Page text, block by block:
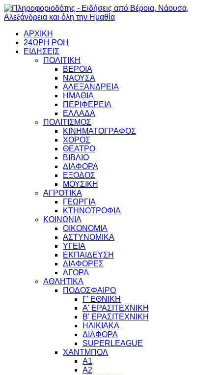
ΑΡΧΙΚΗ
24ΩΡΗ ΡΟΗ
ΕΙΔΗΣΕΙΣ
ΠΟΛΙΤΙΚΗ
ΒΕΡΟΙΑ
ΝΑΟΥΣΑ
ΑΛΕΞΑΝΔΡΕΙΑ
ΗΜΑΘΙΑ
ΠΕΡΙΦΕΡΕΙΑ
ΕΛΛΑΔΑ
ΠΟΛΙΤΙΣΜΟΣ
ΚΙΝΗΜΑΤΟΓΡΑΦΟΣ
ΧΟΡΟΣ
ΘΕΑΤΡΟ
ΒΙΒΛΙΟ
ΔΙΑΦΟΡΑ
ΕΞΟΔΟΣ
ΜΟΥΣΙΚΗ
ΑΓΡΟΤΙΚΑ
ΓΕΩΡΓΙΑ
ΚΤΗΝΟΤΡΟΦΙΑ
ΚΟΙΝΩΝΙΑ
ΟΙΚΟΝΟΜΙΑ
ΑΣΤΥΝΟΜΙΚΑ
ΥΓΕΙΑ
ΕΚΠΑΙΔΕΥΣΗ
ΔΙΑΦΟΡΕΣ
ΑΓΟΡΑ
ΑΘΛΗΤΙΚΑ
ΠΟΔΟΣΦΑΙΡΟ
Γ' ΕΘΝΙΚΗ
Α' ΕΡΑΣΙΤΕΧΝΙΚΗ
Β' ΕΡΑΣΙΤΕΧΝΙΚΗ
ΗΛΙΚΙΑΚΑ
ΔΙΑΦΟΡΑ
SUPERLEAGUE
ΧΑΝΤΜΠΟΛ
Α1
Α2